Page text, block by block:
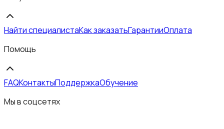
Найти специалистаКак заказатьГарантииОплата
Помощь
FAQКонтактыПоддержкаОбучение
Мы в соцсетях